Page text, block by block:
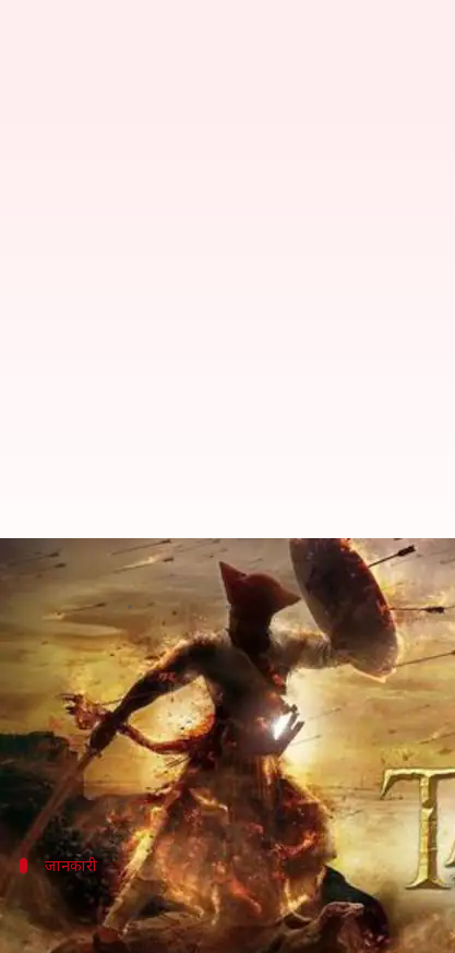
मुश्किल में फंसी 'तानाजी', संभाजी
स्वाति पाण्डेय Nov 20, 2019 06:44 pm
क्या है खबर?
फिल्म 'तानाजी: द अनसंग वॉरियर' पिछले लंबे समय से
का शानदार ट्रेलर रिलीज़ किया।
ट्रेलर को दर्शकों द्वारा काफी पसंद किया गया जा
जानकारी
कौन हैं संभाजी ब्रिगेड?
संभाजी ब्रिगेड महाराष्ट्र का एक संगठन है जिसे मराठा